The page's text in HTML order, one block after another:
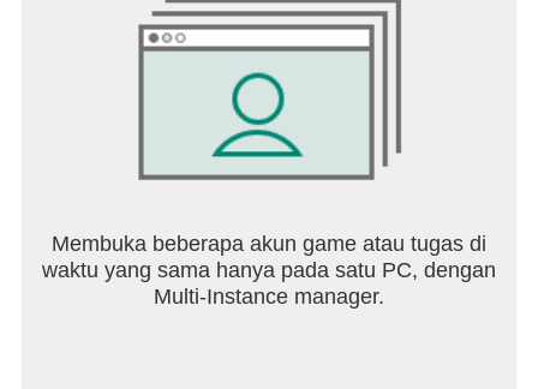
Membuka beberapa akun game atau tugas di
waktu yang sama hanya pada satu PC, dengan
Multi-Instance manager.